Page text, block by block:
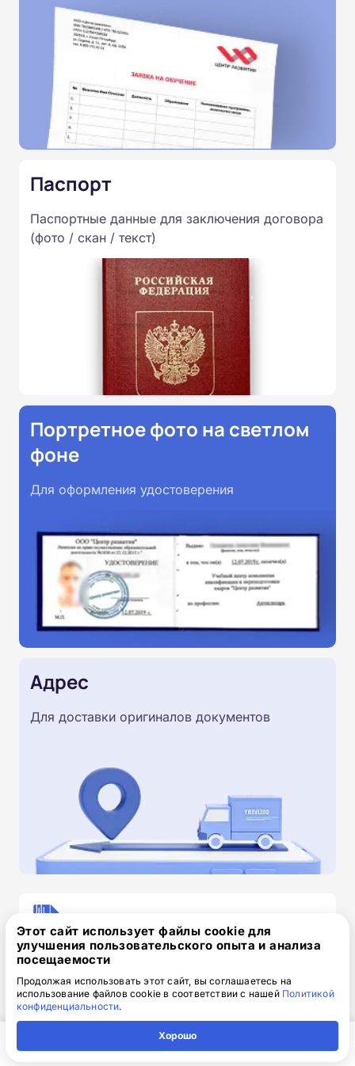
Паспорт
Паспортные данные для заключения договора
(фото / скан / текст)
Портретное фото на светлом
фоне
Для оформления удостоверения
Адрес
Для доставки оригиналов документов
.doc, 32.52 Кб
Скачайте шаблон, заполните и отправьте по
электронной почтеinfo@1-academy.ru.
Обязательно укажите контактный номер телефон.
Наш специалист свяжется с вами и утонит все
Этот сайт использует файлы cookie для
улучшения пользовательского опыта и анализа
посещаемости
Продолжая использовать этот сайт, вы соглашаетесь на
использование файлов cookie в соответствии с нашей Политикой
конфиденциальности.
Хорошо